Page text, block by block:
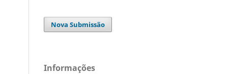
Nova Submissão
Informações